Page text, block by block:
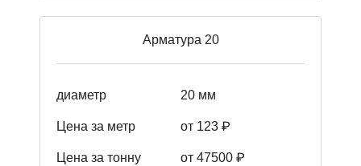
Арматура 20
диаметр 20 мм
Цена за метр от 123 ₽
Цена за тонну от 47500 ₽